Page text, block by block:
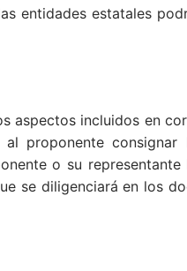
entidades estatales
aspectos incluidos en
proponente
o su
se diligenciará en los